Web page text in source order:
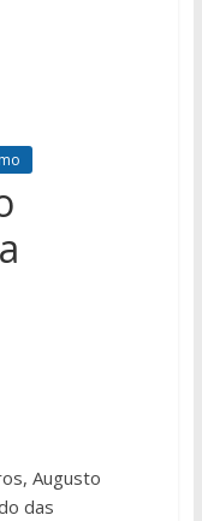
Augusto
das